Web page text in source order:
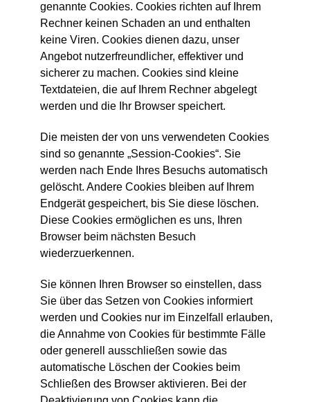
genannte Cookies. Cookies richten auf Ihrem
Rechner keinen Schaden an und enthalten
keine Viren. Cookies dienen dazu, unser
Angebot nutzerfreundlicher, effektiver und
sicherer zu machen. Cookies sind kleine
Textdateien, die auf Ihrem Rechner abgelegt
werden und die Ihr Browser speichert.
Die meisten der von uns verwendeten Cookies
sind so genannte „Session-Cookies“. Sie
werden nach Ende Ihres Besuchs automatisch
gelöscht. Andere Cookies bleiben auf Ihrem
Endgerät gespeichert, bis Sie diese löschen.
Diese Cookies ermöglichen es uns, Ihren
Browser beim nächsten Besuch
wiederzuerkennen.
Sie können Ihren Browser so einstellen, dass
Sie über das Setzen von Cookies informiert
werden und Cookies nur im Einzelfall erlauben,
die Annahme von Cookies für bestimmte Fälle
oder generell ausschließen sowie das
automatische Löschen der Cookies beim
Schließen des Browser aktivieren. Bei der